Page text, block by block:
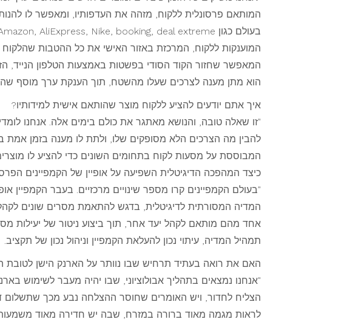
המוענקות ללקוח, המרכזת באזור האישי את כל ההטבות שהלקוח
המאפשר שחזור הקוד הסודי בפשטות באמצעות הטלפון הנייד,
הוא מתן מענה לצרכים שעלו מהשטח, תוך הענקת ערך מוסף
איך אתם יודעים להציע ללקוח מוצר שהותאם אישית למידותיו?
"זו שאלה טובה, והנושא מאתגר את כולם בימים אלה. אנחנו
המבוססת על מסעות לקוח בתחומים השונים כדי להציע לו
כיצד המהפכה הדיגיטלית השפיעה על אופיין של הקמפיינים
"בעולם הקמפיינים קרו מספר שינויים מרכזיים. בעבר הקמפיין
המדיה המסורתית לדיגיטלית, בדגש להתאמת מסרים שונים
אחד מהם מותאם לקהל יעד אחר, תוך ביצוע ניטור של יעילות
תמהיל המדיה, עיתוי נכון להעלאת הקמפיין וניהול נכון של תקציב.
האם את רואה בעתיד תרחיש שבו נוותר על הארנק הישן לטובת
"אנחנו נמצאים בתהליך אבולוציוני, שבו יהיה מעבר לשימוש